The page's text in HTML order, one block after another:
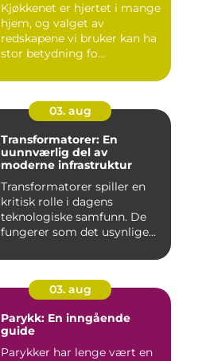
Kjøkkenet er hjertet i mange
hjem, og valget av
redskapene vi bruker kan ha
stor betydning fo...
03. aug
Transformatorer: En
uunnværlig del av
moderne infrastruktur
Transformatorer spiller en
kritisk rolle i dagens
teknologiske samfunn. De
fungerer som det usynlige...
03. aug
Parykk: En inngående
guide
Parykker har lenge vært en